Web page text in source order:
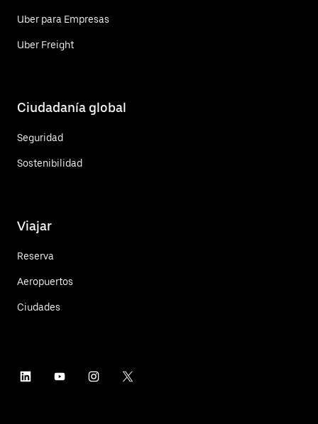
Uber para Empresas
Uber Freight
Ciudadanía global
Seguridad
Sostenibilidad
Viajar
Reserva
Aeropuertos
Ciudades